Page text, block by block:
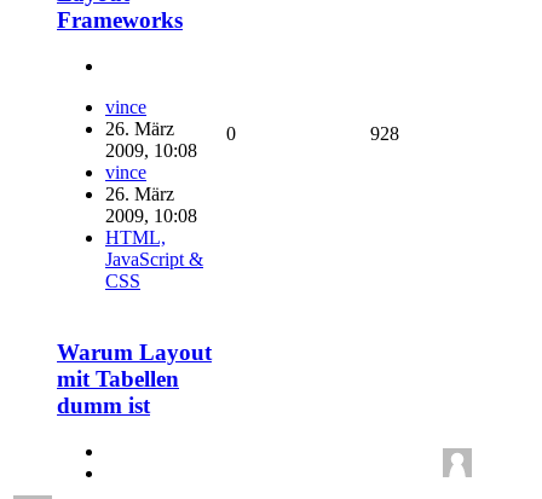
Frameworks
vince
26. März
2009, 10:08
vince
26. März
2009, 10:08
HTML,
JavaScript &
CSS
0 928
Warum Layout
mit Tabellen
dumm ist